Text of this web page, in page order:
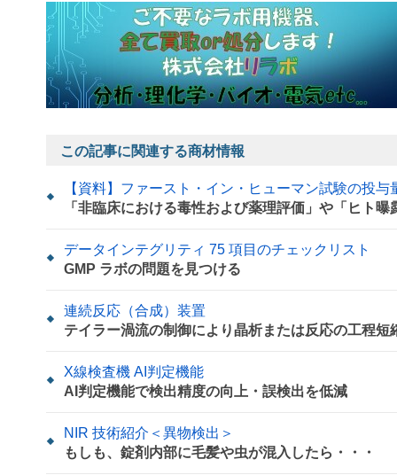
この記事に関連する商材情報
【資料】ファースト・イン・ヒューマン試験の投与
「非臨床における毒性および薬理評価」や「ヒト
データインテグリティ 75 項目のチェックリスト
GMP ラボの問題を見つける
連続反応（合成）装置
テイラー渦流の制御により晶析または反応の工程
X線検査機 AI判定機能
AI判定機能で検出精度の向上・誤検出を低減
NIR 技術紹介＜異物検出＞
もしも、錠剤内部に毛髪や虫が混入したら・・・